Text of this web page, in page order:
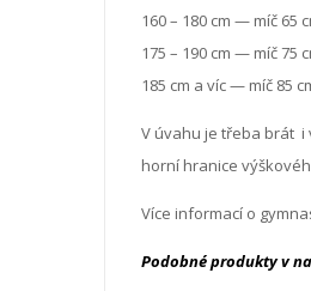
160 – 180 cm — míč 65
175 – 190 cm — míč 75
185 cm a víc — míč 85
V úvahu je třeba brát i
horní hranice
Více informací o
Podobné produkty v